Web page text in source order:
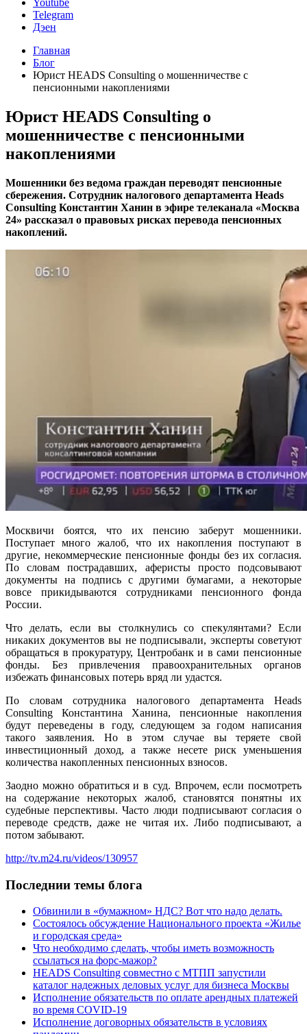
Youtube
Telegram
Дэен
Главная
Блог
Юрист HEADS Consulting о мошенничестве с
пенсионными накоплениями
Юрист HEADS Consulting о
мошенничестве с пенсионными
накоплениями
Мошенники без ведома граждан переводят пенсионные
сбережения. Сотрудник налогового департамента Heads
Consulting Константин Ханин в эфире телеканала «Москва
24» рассказал о правовых рисках перевода пенсионных
накоплений.
Москвичи боятся, что их пенсию заберут мошенники.
Поступает много жалоб, что их накопления поступают в
другие, некоммерческие пенсионные фонды без их согласия.
По словам пострадавших, аферисты просто подсовывают
документы на подпись с другими бумагами, а некоторые
вовсе прикидываются сотрудниками пенсионного фонда
России.
Что делать, если вы столкнулись со спекулянтами? Если
никаких документов вы не подписывали, эксперты советуют
обращаться в прокуратуру, Центробанк и в сами пенсионные
фонды. Без привлечения правоохранительных органов
избежать финансовых потерь вряд ли удастся.
По словам сотрудника налогового департамента Heads
Consulting Константина Ханина, пенсионные накопления
будут переведены в году, следующем за годом написания
такого заявления. Но в этом случае вы теряете свой
инвестиционный доход, а также несете риск уменьшения
количества накопленных пенсионных взносов.
Заодно можно обратиться и в суд. Впрочем, если посмотреть
на содержание некоторых жалоб, становятся понятны их
судебные перспективы. Часто люди подписывают согласия о
переводе средств, даже не читая их. Либо подписывают, а
потом забывают.
http://tv.m24.ru/videos/130957
Последнии темы блога
Обвинили в «бумажном» НДС? Вот что надо делать.
Состоялось обсуждение Национального проекта «Жилье
и городская среда»
Что необходимо сделать, чтобы иметь возможность
ссылаться на форс-мажор?
HEADS Consulting совместно с МТПП запустили
каталог надежных деловых услуг для бизнеса Москвы
Исполнение обязательств по оплате арендных платежей
во время COVID-19
Исполнение договорных обязательств в условиях